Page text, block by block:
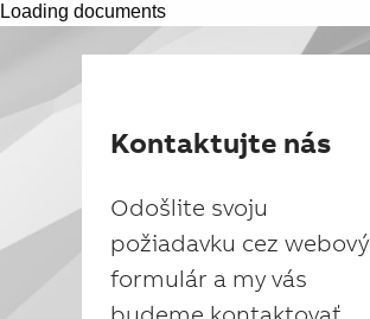
Loading documents
Kontaktujte nás
Odošlite svoju
požiadavku cez webový
formulár a my vás